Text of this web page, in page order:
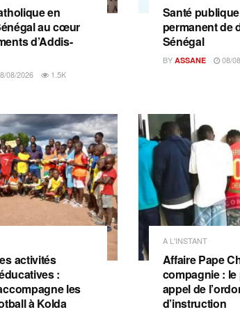
en
au cœur
d’Addis-
08/2026 1.5K
Santé
permanent de
Sénégal
BY ASSANE 08/
activités
:
les
à Kolda
A L'INSTANT
Affaire Pape
compagnie :
appel de
d’instruction